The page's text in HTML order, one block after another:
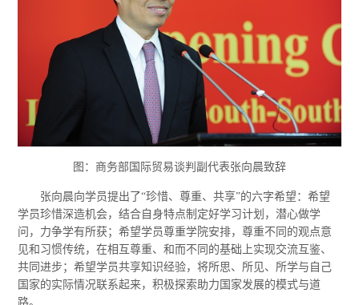
图：商务部国际贸易谈判副代表张向晨致辞
张向晨向学员提出了“珍惜、尊重、共享”的六字希望：希望
学员珍惜深造机会，结合自身特点制定好学习计划，潜心做学
问，力争学有所获；希望学员尊重学院安排，尊重不同的观点意
见和习惯传统，在相互尊重、和而不同的基础上实现交流互鉴、
共同进步；希望学员共享知识经验，将所思、所见、所学与自己
国家的实际情况联系起来，积极探索助力国家发展的模式与道
路。